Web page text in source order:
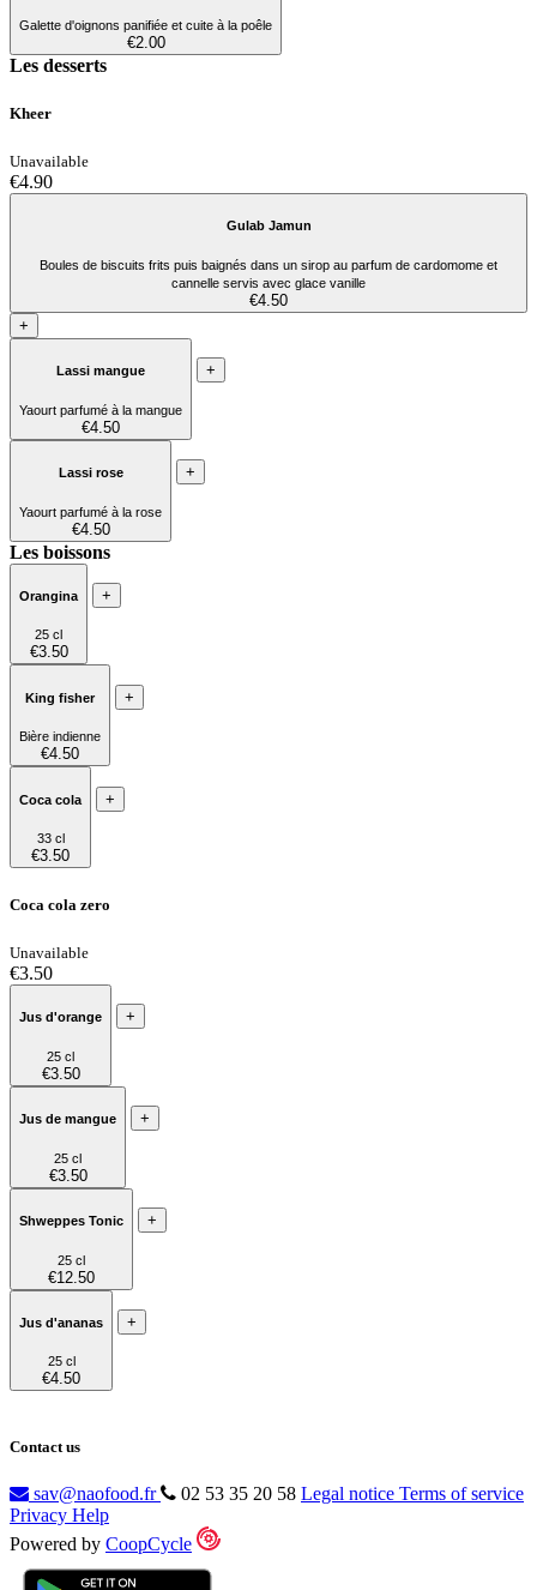
Galette d'oignons panifiée et cuite à la poêle
€2.00
Les desserts
Kheer
Unavailable
€4.90
Gulab Jamun
Boules de biscuits frits puis baignés dans un sirop au parfum de cardomome et
cannelle servis avec glace vanille
€4.50
+
Lassi mangue
Yaourt parfumé à la mangue
€4.50
+
Lassi rose
Yaourt parfumé à la rose
€4.50
+
Les boissons
Orangina
25 cl
€3.50
+
King fisher
Bière indienne
€4.50
+
Coca cola
33 cl
€3.50
+
Coca cola zero
Unavailable
€3.50
Jus d'orange
25 cl
€3.50
+
Jus de mangue
25 cl
€3.50
+
Shweppes Tonic
25 cl
€12.50
+
Jus d'ananas
25 cl
€4.50
+
Contact us
sav@naofood.fr 02 53 35 20 58 Legal notice Terms of service
Privacy Help
Powered by CoopCycle